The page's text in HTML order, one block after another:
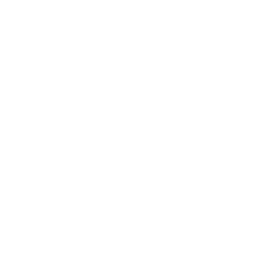
mailadress kommer inte att publiceras